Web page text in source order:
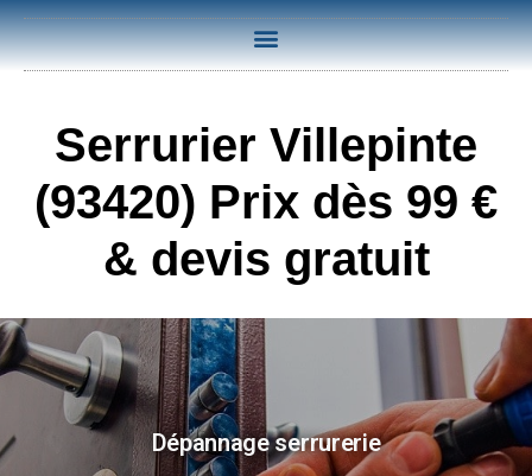
Serrurier Villepinte
(93420) Prix dès 99 €
& devis gratuit
Dépannage serrurerie